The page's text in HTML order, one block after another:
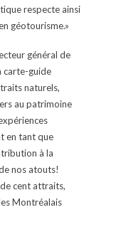
respecte ainsi
géotourisme.»
général de
carte-guide
naturels,
au patrimoine
en tant que
à la
nos atouts!
cent attraits,
Montréalais